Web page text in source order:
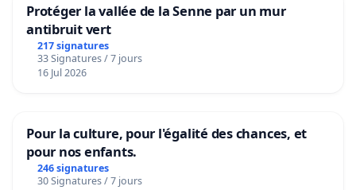
Protéger la vallée de la Senne par un mur
antibruit vert
217 signatures
33 Signatures / 7 jours
16 Jul 2026
Pour la culture, pour l'égalité des chances, et
pour nos enfants.
246 signatures
30 Signatures / 7 jours